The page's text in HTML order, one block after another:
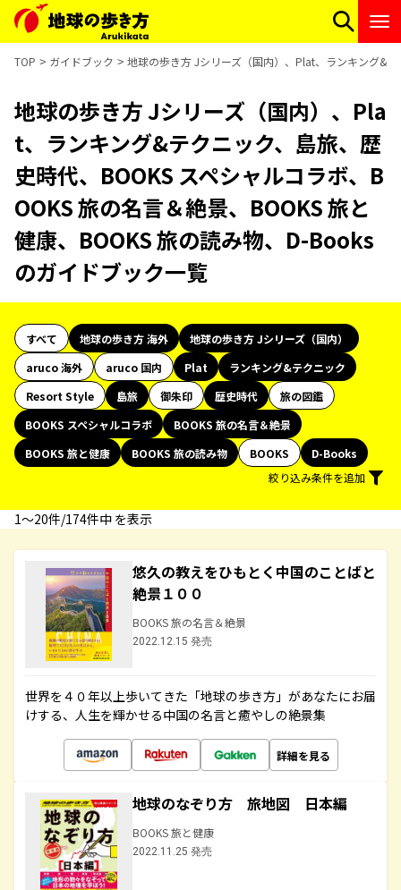
TOP ガイドブック 地球の歩き方 Jシリーズ（国内）、Plat、ランキング&
地球の歩き方 Jシリーズ（国内）、Pla
t、ランキング&テクニック、島旅、歴
史時代、BOOKS スペシャルコラボ、B
OOKS 旅の名言＆絶景、BOOKS 旅と
健康、BOOKS 旅の読み物、D-Books
のガイドブック一覧
すべて 地球の歩き方 海外
地球の歩き方 Jシリーズ（国内）
aruco 海外
aruco 国内 Plat
ランキング&テクニック
Resort Style
島旅 御朱印 歴史時代
旅の図鑑
BOOKS スペシャルコラボ
BOOKS 旅の名言＆絶景
BOOKS 旅と健康
BOOKS 旅の読み物 BOOKS
D-Books
絞り込み条件を追加
1〜20件/174件中 を表示
悠久の教えをひもとく中国のことばと
絶景１００
BOOKS 旅の名言＆絶景
2022.12.15 発売
世界を４０年以上歩いてきた「地球の歩き方」があなたにお届
けする、人生を輝かせる中国の名言と癒やしの絶景集
詳細を見る
地球のなぞり方 旅地図 日本編
BOOKS 旅と健康
2022.11.25 発売